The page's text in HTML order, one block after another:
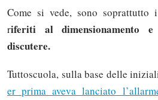
Come si vede, sono soprattutto
riferiti al dimensionamento
discutere.
Tuttoscuola, sulla base delle
er prima aveva lanciato